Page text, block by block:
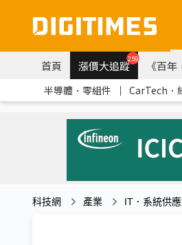
首頁 漲價大追蹤259 《百
半導體．零組件 ｜ CarTech．
科技網 產業 IT．系統供